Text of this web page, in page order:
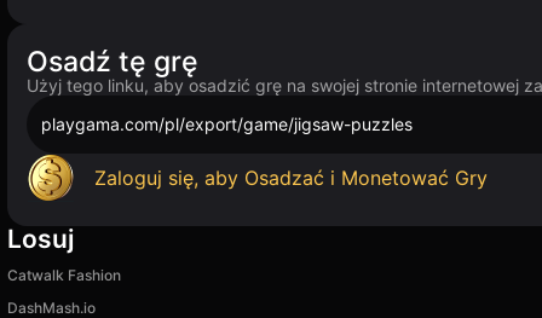
Osadź tę grę
Użyj tego linku, aby osadzić grę na swojej stronie internetowej
playgama.com/pl/export/game/jigsaw-puzzles
Zaloguj się, aby Osadzać i Monetować Gry
Losuj
Catwalk Fashion
DashMash.io